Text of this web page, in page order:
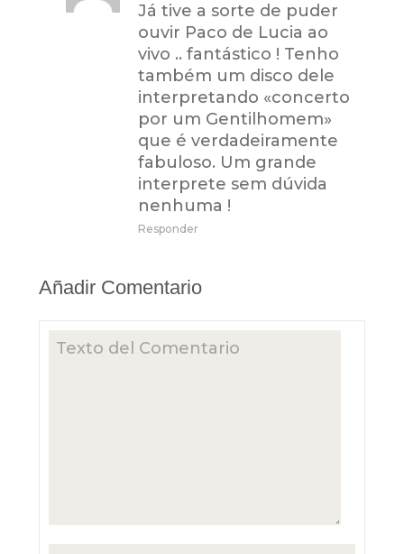
Já tive a sorte de puder
ouvir Paco de Lucia ao
vivo .. fantástico ! Tenho
também um disco dele
interpretando «concerto
por um Gentilhomem»
que é verdadeiramente
fabuloso. Um grande
interprete sem dúvida
nenhuma !
Responder
Añadir Comentario